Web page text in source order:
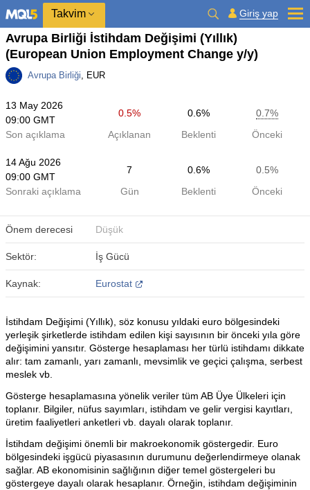
Takvim Giriş yap
Avrupa Birliği İstihdam Değişimi (Yıllık)
(European Union Employment Change y/y)
Avrupa Birliği, EUR
13 May 2026
09:00 GMT
0.5% 0.6%
0.7%
Son açıklama
Açıklanan Beklenti Önceki
14 Ağu 2026
09:00 GMT
7 0.6%
0.5%
Sonraki açıklama
Gün Beklenti Önceki
Önem derecesi Düşük
Sektör: İş Gücü
Kaynak: Eurostat
İstihdam Değişimi (Yıllık), söz konusu yıldaki euro bölgesindeki
yerleşik şirketlerde istihdam edilen kişi sayısının bir önceki yıla göre
değişimini yansıtır. Gösterge hesaplaması her türlü istihdamı dikkate
alır: tam zamanlı, yarı zamanlı, mevsimlik ve geçici çalışma, serbest
meslek vb.
Gösterge hesaplamasına yönelik veriler tüm AB Üye Ülkeleri için
toplanır. Bilgiler, nüfus sayımları, istihdam ve gelir vergisi kayıtları,
üretim faaliyetleri anketleri vb. dayalı olarak toplanır.
İstihdam değişimi önemli bir makroekonomik göstergedir. Euro
bölgesindeki işgücü piyasasının durumunu değerlendirmeye olanak
sağlar. AB ekonomisinin sağlığının diğer temel göstergeleri bu
göstergeye dayalı olarak hesaplanır. Örneğin, istihdam değişiminin